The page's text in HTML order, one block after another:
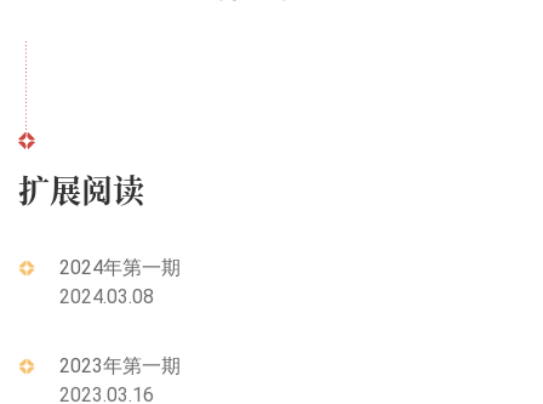
扩展阅读
2024年第一期
2024.03.08
2023年第一期
2023.03.16